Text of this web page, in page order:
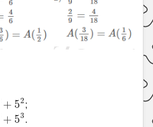
+ 52;
+ 53
3
.